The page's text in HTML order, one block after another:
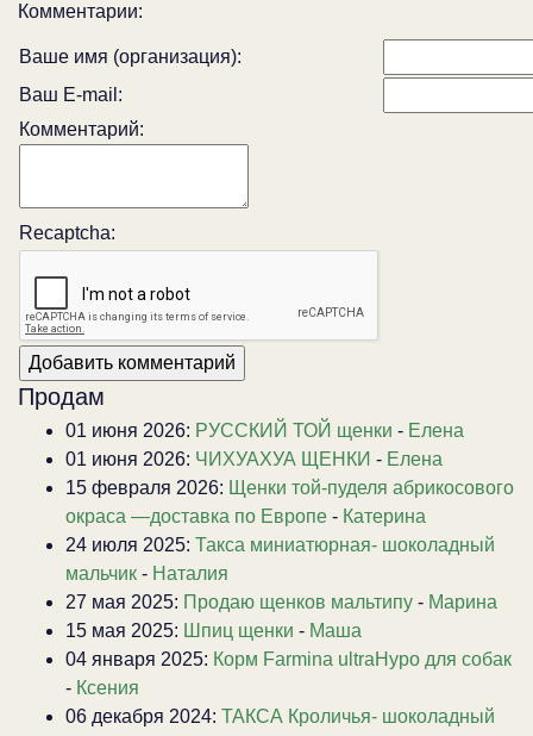
Комментарии:
Ваше имя (организация):
Ваш E-mail:
Комментарий:
Recaptcha:
Продам
01 июня 2026: РУССКИЙ ТОЙ щенки - Елена
01 июня 2026: ЧИХУАХУА ЩЕНКИ - Елена
15 февраля 2026: Щенки той-пуделя абрикосового
окраса —доставка по Европе - Катерина
24 июля 2025: Такса миниатюрная- шоколадный
мальчик - Наталия
27 мая 2025: Продаю щенков мальтипу - Марина
15 мая 2025: Шпиц щенки - Маша
04 января 2025: Корм Farmina ultraHypo для собак
- Ксения
06 декабря 2024: ТАКСА Кроличья- шоколадный